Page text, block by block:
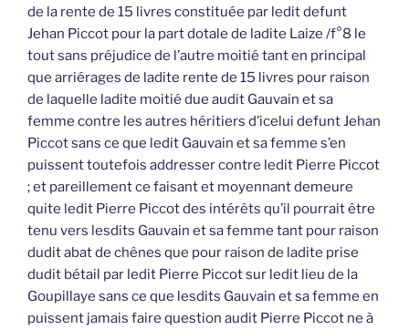
de la rente de 15 livres constituée par ledit defunt
Jehan Piccot pour la part dotale de ladite Laize /f°8 le
tout sans préjudice de l’autre moitié tant en principal
que arriérages de ladite rente de 15 livres pour raison
de laquelle ladite moitié due audit Gauvain et sa
femme contre les autres héritiers d’icelui defunt Jehan
Piccot sans ce que ledit Gauvain et sa femme s’en
puissent toutefois addresser contre ledit Pierre Piccot
; et pareillement ce faisant et moyennant demeure
quite ledit Pierre Piccot des intérêts qu’il pourrait être
tenu vers lesdits Gauvain et sa femme tant pour raison
dudit abat de chênes que pour raison de ladite prise
dudit bétail par ledit Pierre Piccot sur ledit lieu de la
Goupillaye sans ce que lesdits Gauvain et sa femme en
puissent jamais faire question audit Pierre Piccot ne à